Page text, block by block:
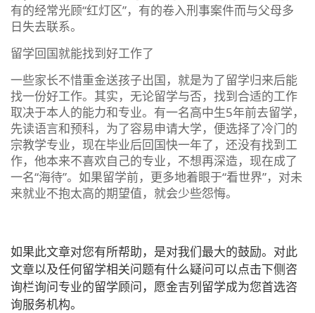
有的经常光顾“红灯区”，有的卷入刑事案件而与父母多
日失去联系。
留学回国就能找到好工作了
一些家长不惜重金送孩子出国，就是为了留学归来后能
找一份好工作。其实，无论留学与否，找到合适的工作
取决于本人的能力和专业。有一名高中生5年前去留学，
先读语言和预科，为了容易申请大学，便选择了冷门的
宗教学专业，现在毕业后回国快一年了，还没有找到工
作，他本来不喜欢自己的专业，不想再深造，现在成了
一名“海待”。如果留学前，更多地着眼于“看世界”，对未
来就业不抱太高的期望值，就会少些怨悔。
如果此文章对您有所帮助，是对我们最大的鼓励。对此
文章以及任何留学相关问题有什么疑问可以点击下侧咨
询栏询问专业的留学顾问，愿金吉列留学成为您首选咨
询服务机构。